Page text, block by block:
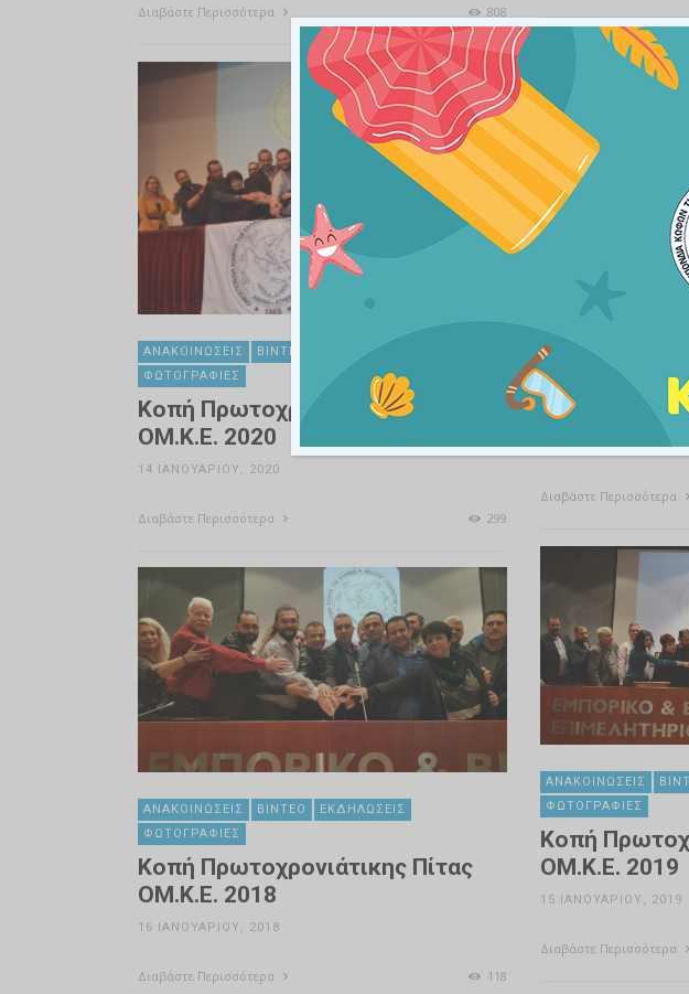
Διαβάστε Περισσότερα 808
ΑΝΑΚΟΙΝΏΣΕΙΣ
ΦΩΤΟΓΡΑΦΊΕΣ
Δελτίο
στην Κοπή
8 ΦΕΒΡΟΥΑΡΊΟΥ, 2023
Διαβάστε Περισσότερα
ΑΝΑΚΟΙΝΏΣΕΙΣ ΒΊΝΤΕΟ
ΕΚΔΗΛΏΣΕΙΣ
ΦΩΤΟΓΡΑΦΊΕΣ
Κοπή Πρωτοχρονιάτικης Πίτας
ΟΜ.Κ.Ε. 2020
14 ΙΑΝΟΥΑΡΊΟΥ, 2020
Διαβάστε Περισσότερα 299
ΑΝΑΚΟΙΝΏΣΕΙΣ
ΦΩΤΟΓΡΑΦΊΕΣ
Κοπή
ΟΜ.Κ.Ε. 2019
15 ΙΑΝΟΥΑΡΊΟΥ, 2019
Διαβάστε Περισσότερα
ΑΝΑΚΟΙΝΏΣΕΙΣ ΒΊΝΤΕΟ
ΕΚΔΗΛΏΣΕΙΣ
ΦΩΤΟΓΡΑΦΊΕΣ
Κοπή Πρωτοχρονιάτικης Πίτας
ΟΜ.Κ.Ε. 2018
16 ΙΑΝΟΥΑΡΊΟΥ, 2018
Διαβάστε Περισσότερα 118